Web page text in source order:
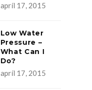
apríl 17, 2015
Low Water
Pressure –
What Can I
Do?
apríl 17, 2015